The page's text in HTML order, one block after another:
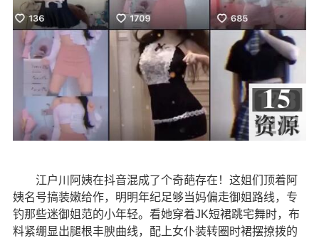
江户川阿姨在抖音混成了个奇葩存在！这姐们顶着阿
姨名号搞装嫩给作，明明年纪足够当妈偏走御姐路线，专
钓那些迷御姐范的小年轻。看她穿着JK短裙跳宅舞时，布
料紧绷显出腿根丰腴曲线，配上女仆装转圈时裙摆撩拨的